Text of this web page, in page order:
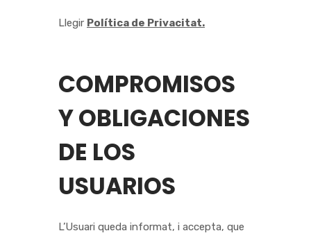
Llegir Política de Privacitat.
COMPROMISOS
Y OBLIGACIONES
DE LOS
USUARIOS
L’Usuari queda informat, i accepta, que